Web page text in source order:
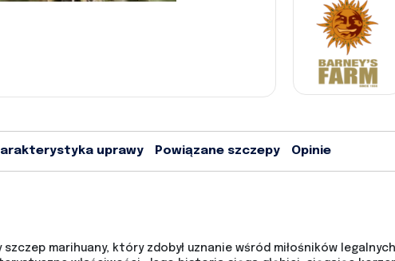
uprawy Powiązane szczepy Opinie
marihuany, który zdobył uznanie wśród miłośników